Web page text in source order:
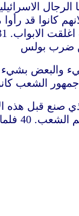
اليهود الذين من اسيا في الهيكل فاهاجوا كل
في كل مكان ضدا للشعب والناموس وهذا الموضع حتى
يستخبر ترى من يكون وماذا
ان اقول لك شيئا.فقال أتعرف
الرجل من